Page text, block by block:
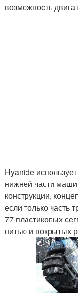
возможность
Hyanide
нижней части
конструкции,
если только часть
77 пластиковых
нитью и покрытых